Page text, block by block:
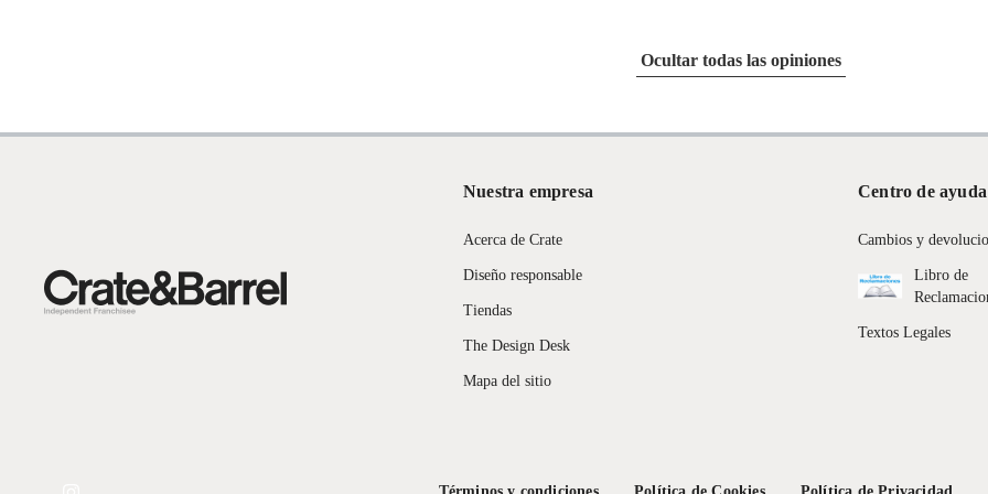
Ocultar todas las opiniones
Nuestra empresa
Acerca de Crate
Diseño responsable
Tiendas
The Design Desk
Mapa del sitio
Centro de ayuda
Cambios y
Libro de
Textos Legales
Términos y condiciones Política de Cookies Política de Privacidad